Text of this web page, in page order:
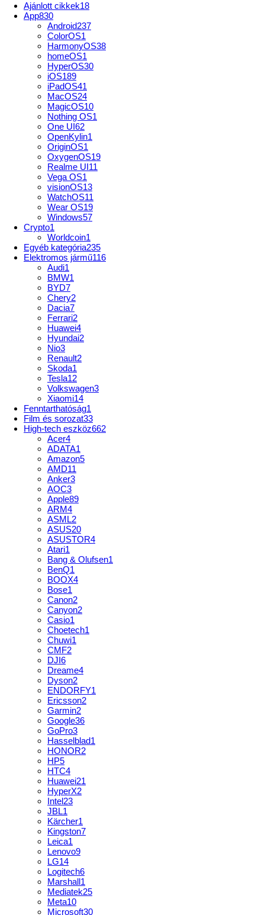
Ajánlott cikkek18
App830
Android237
ColorOS1
HarmonyOS38
homeOS1
HyperOS30
iOS189
iPadOS41
MacOS24
MagicOS10
Nothing OS1
One UI62
OpenKylin1
OriginOS1
OxygenOS19
Realme UI11
Vega OS1
visionOS13
WatchOS11
Wear OS19
Windows57
Crypto1
Worldcoin1
Egyéb kategória235
Elektromos jármű116
Audi1
BMW1
BYD7
Chery2
Dacia7
Ferrari2
Huawei4
Hyundai2
Nio3
Renault2
Skoda1
Tesla12
Volkswagen3
Xiaomi14
Fenntarthatóság1
Film és sorozat33
High-tech eszköz662
Acer4
ADATA1
Amazon5
AMD11
Anker3
AOC3
Apple89
ARM4
ASML2
ASUS20
ASUSTOR4
Atari1
Bang & Olufsen1
BenQ1
BOOX4
Bose1
Canon2
Canyon2
Casio1
Choetech1
Chuwi1
CMF2
DJI6
Dreame4
Dyson2
ENDORFY1
Ericsson2
Garmin2
Google36
GoPro3
Hasselblad1
HONOR2
HP5
HTC4
Huawei21
HyperX2
Intel23
JBL1
Kärcher1
Kingston7
Leica1
Lenovo9
LG14
Logitech6
Marshall1
Mediatek25
Meta10
Microsoft30